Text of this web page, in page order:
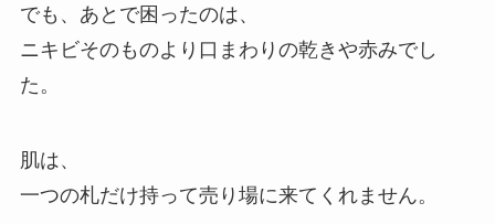
でも、あとで困ったのは、
ニキビそのものより口まわりの乾きや赤みでし
た。
肌は、
一つの札だけ持って売り場に来てくれません。